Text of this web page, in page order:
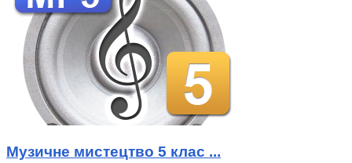
Музичне мистецтво 5 клас ...